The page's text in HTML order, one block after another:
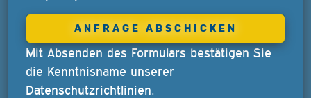
Mit Absenden des Formulars bestätigen Sie
die Kenntnisname unserer
Datenschutzrichtlinien.